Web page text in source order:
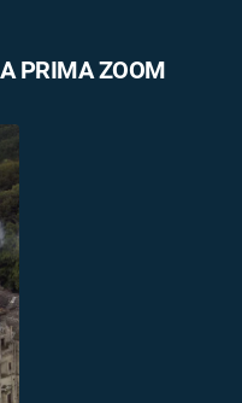
PRIMA ZOOM